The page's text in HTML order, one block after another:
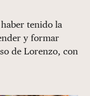
tenido la
y formar
de Lorenzo, con